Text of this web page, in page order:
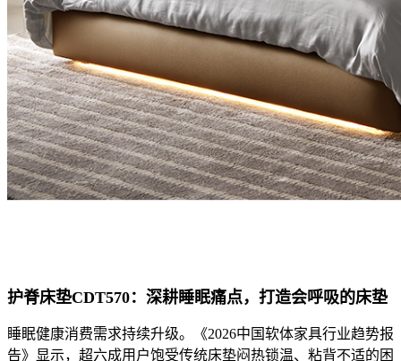
护脊床垫CDT570：深耕睡眠痛点，打造会呼吸的床垫
睡眠健康消费需求持续升级。《2026中国软体家具行业趋势报
告》显示，超六成用户饱受传统床垫闷热锁温、粘背不适的困